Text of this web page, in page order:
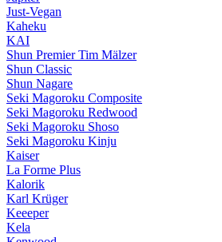
Just-Vegan
Kaheku
KAI
Shun Premier Tim Mälzer
Shun Classic
Shun Nagare
Seki Magoroku Composite
Seki Magoroku Redwood
Seki Magoroku Shoso
Seki Magoroku Kinju
Kaiser
La Forme Plus
Kalorik
Karl Krüger
Keeeper
Kela